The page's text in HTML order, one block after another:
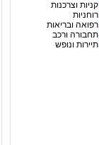
קניות וצרכנות
רוחניות
רפואה ובריאות
תחבורה ורכב
תיירות ונופש